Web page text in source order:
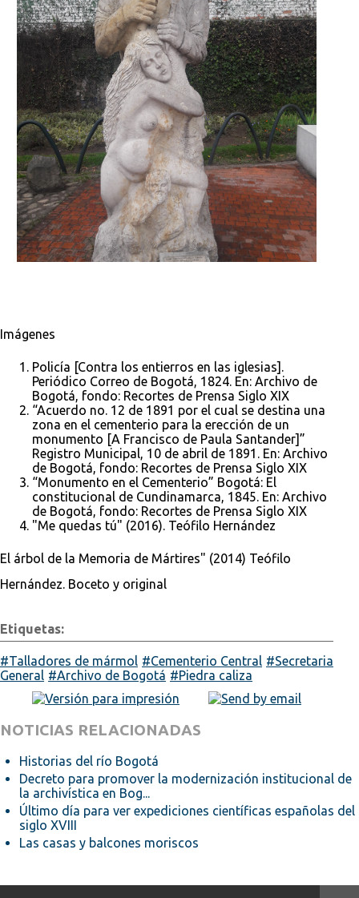
Imágenes
Policía [Contra los entierros en las iglesias].
Periódico Correo de Bogotá, 1824. En: Archivo de
Bogotá, fondo: Recortes de Prensa Siglo XIX
“Acuerdo no. 12 de 1891 por el cual se destina una
zona en el cementerio para la erección de un
monumento [A Francisco de Paula Santander]”
Registro Municipal, 10 de abril de 1891. En: Archivo
de Bogotá, fondo: Recortes de Prensa Siglo XIX
“Monumento en el Cementerio” Bogotá: El
constitucional de Cundinamarca, 1845. En: Archivo
de Bogotá, fondo: Recortes de Prensa Siglo XIX
"Me quedas tú" (2016). Teófilo Hernández
El árbol de la Memoria de Mártires" (2014) Teófilo
Hernández. Boceto y original
Etiquetas:
Talladores de mármol Cementerio Central
Secretaria
General
Archivo de Bogotá Piedra caliza
NOTICIAS RELACIONADAS
Historias del río Bogotá
Decreto para promover la modernización institucional de
la archivística en Bog...
Último día para ver expediciones científicas españolas del
siglo XVIII
Las casas y balcones moriscos